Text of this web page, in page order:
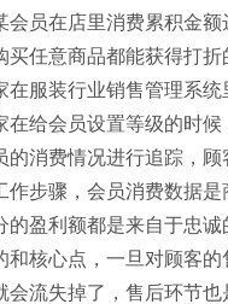
会员在店里消费累积金
买任意商品都能获得打
在服装行业销售管理系统
在给会员设置等级的时
的消费情况进行追踪，
作步骤，会员消费数据
的盈利额都是来自于忠
和核心点，一旦对顾客的
会流失掉了，售后环节